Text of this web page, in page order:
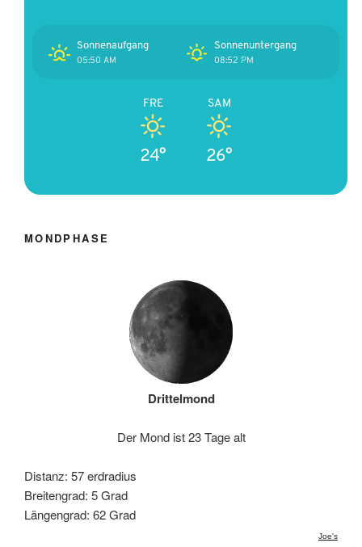
Sonnenaufgang
05:50 AM
Sonnenuntergang
08:52 PM
FRE
24°
SAM
26°
MONDPHASE
Drittelmond
Der Mond ist 23 Tage alt
Distanz: 57 erdradius
Breitengrad: 5 Grad
Längengrad: 62 Grad
Joe's